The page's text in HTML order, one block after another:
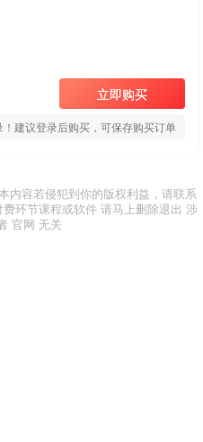
立即购买
建议登录后购买，可保存购买订单
内容若侵犯到你的版权利益，请联系
环节课程或软件 请马上删除退出 涉
官网 无关